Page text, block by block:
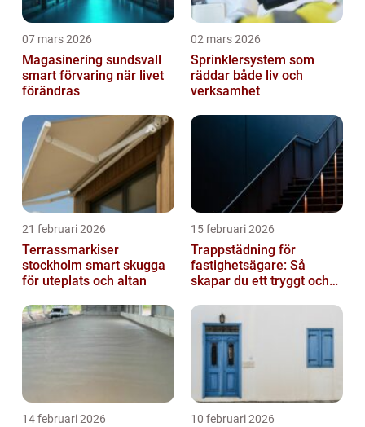
07 mars 2026
Magasinering sundsvall
smart förvaring när livet
förändras
02 mars 2026
Sprinklersystem som
räddar både liv och
verksamhet
21 februari 2026
Terrassmarkiser
stockholm smart skugga
för uteplats och altan
15 februari 2026
Trappstädning för
fastighetsägare: Så
skapar du ett tryggt och
Stockholm
14 februari 2026 10 februari 2026